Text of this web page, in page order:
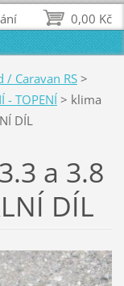
/ Caravan RS >
- TOPENÍ > klima
DÍL
a 3.8
DÍL
0,00 Kč